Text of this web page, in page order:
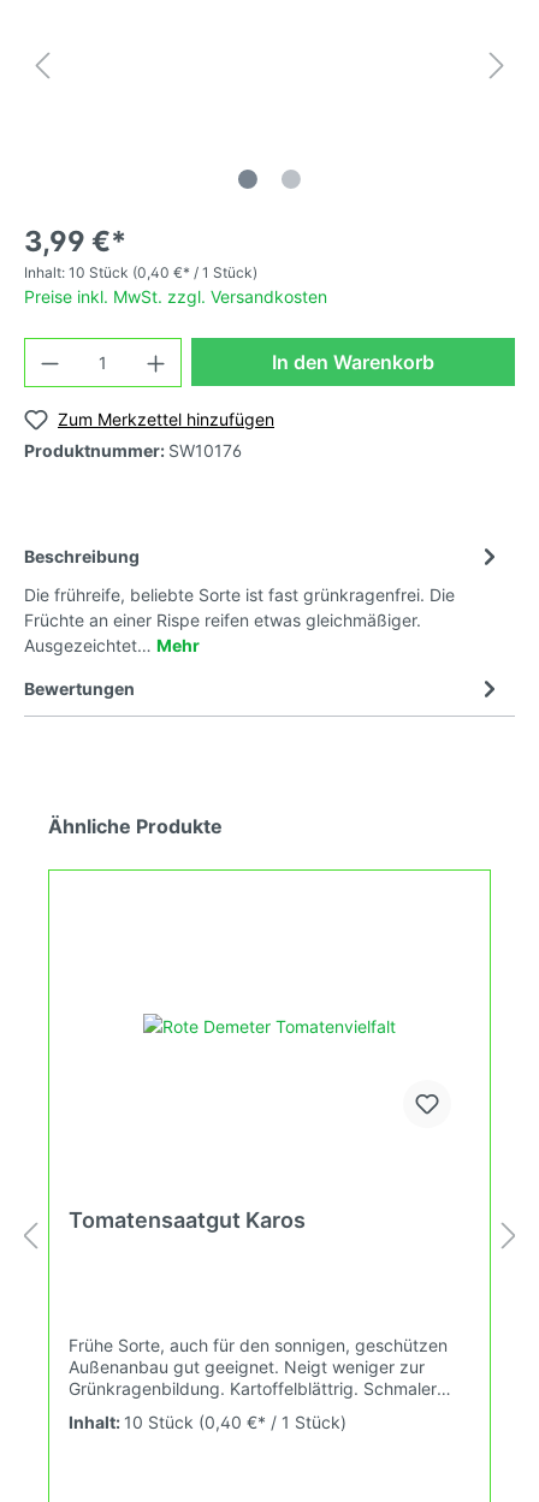
3,99 €*
Inhalt: 10 Stück (0,40 €* / 1 Stück)
Preise inkl. MwSt. zzgl. Versandkosten
In den Warenkorb
Zum Merkzettel hinzufügen
Produktnummer: SW10176
Beschreibung
Die frühreife, beliebte Sorte ist fast grünkragenfrei. Die
Früchte an einer Rispe reifen etwas gleichmäßiger.
Ausgezeichtet… Mehr
Bewertungen
Ähnliche Produkte
Tomatensaatgut Karos
Frühe Sorte, auch für den sonnigen, geschützen
Außenanbau gut geeignet. Neigt weniger zur
Grünkragenbildung. Kartoffelblättrig. Schmaler
70g Das Tomatensaatgut wird ausdrücklich als
Inhalt: 10 Stück (0,40 €* / 1 Stück)